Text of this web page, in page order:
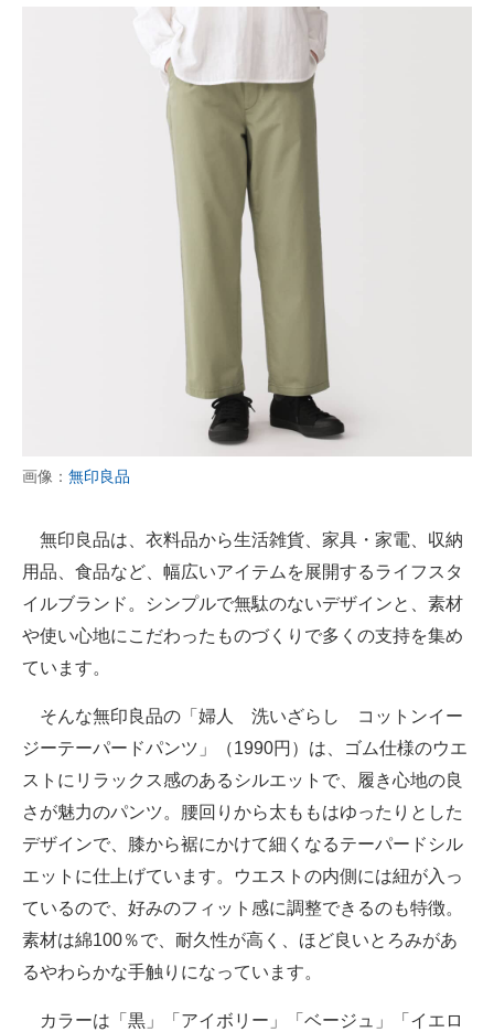
画像： 無印良品
無印良品は、衣料品から生活雑貨、家具・家電、収納
用品、食品など、幅広いアイテムを展開するライフスタ
イルブランド。シンプルで無駄のないデザインと、素材
や使い心地にこだわったものづくりで多くの支持を集め
ています。
そんな無印良品の「婦人 洗いざらし コットンイー
ジーテーパードパンツ」（1990円）は、ゴム仕様のウエ
ストにリラックス感のあるシルエットで、履き心地の良
さが魅力のパンツ。腰回りから太ももはゆったりとした
デザインで、膝から裾にかけて細くなるテーパードシル
エットに仕上げています。ウエストの内側には紐が入っ
ているので、好みのフィット感に調整できるのも特徴。
素材は綿100％で、耐久性が高く、ほど良いとろみがあ
るやわらかな手触りになっています。
カラーは「黒」「アイボリー」「ベージュ」「イエロ